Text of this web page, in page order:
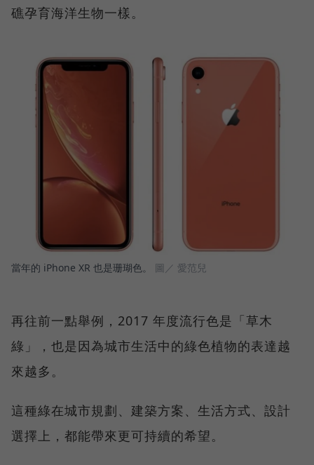
礁孕育海洋生物一樣。
當年的 iPhone XR 也是珊瑚色。 圖／ 愛范兒
再往前一點舉例，2017 年度流行色是「草木
綠」，也是因為城市生活中的綠色植物的表達越
來越多。
這種綠在城市規劃、建築方案、生活方式、設計
選擇上，都能帶來更可持續的希望。